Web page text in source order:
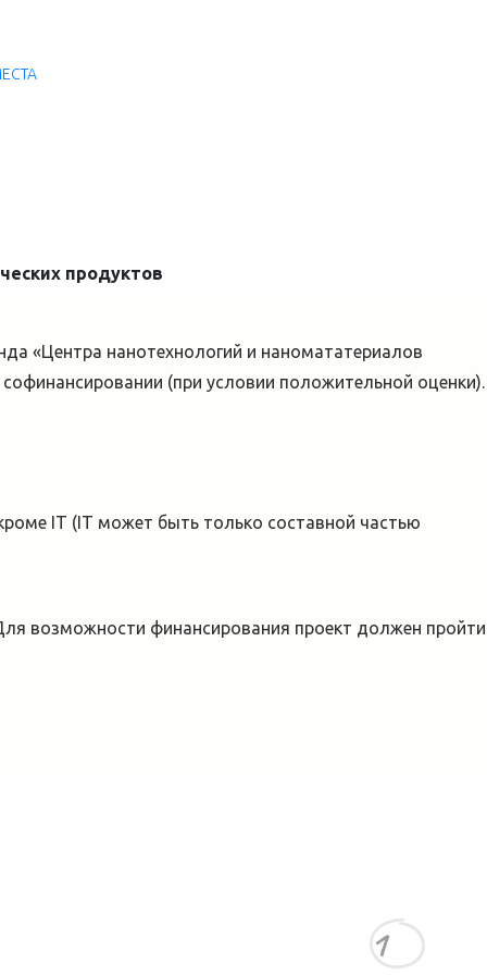
продуктов
«Центра нанотехнологий и наномататериалов
(при условии положительной оценки).
IT (IT может быть только составной частью
возможности финансирования проект должен пройти
1